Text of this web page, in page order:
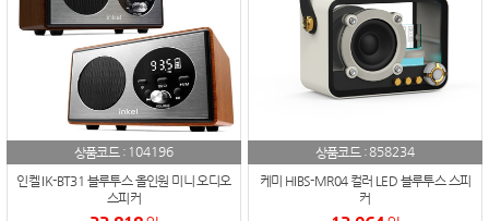
상품코드 : 104196
인켈 IK-BT31 블루투스 올인원 미니 오디오
스피커
상품코드 :858234
케미 HIBS-MR04 컬러 LED 블루투스 스피
커